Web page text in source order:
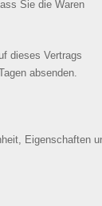
Sie die Waren
dieses Vertrags
absenden.
Eigenschaften